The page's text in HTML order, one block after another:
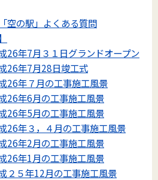
空の駅」よくある質問
26年7月３１日グランドオープン
26年7月28日竣工式
26年７月の工事施工風景
26年6月の工事施工風景
26年5月の工事施工風景
26年３，４月の工事施工風景
26年2月の工事施工風景
26年1月の工事施工風景
２５年12月の工事施工風景